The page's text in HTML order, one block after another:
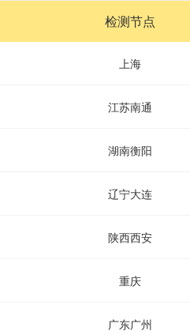
检测节点
上海
江苏南通
湖南衡阳
辽宁大连
陕西西安
重庆
广东广州